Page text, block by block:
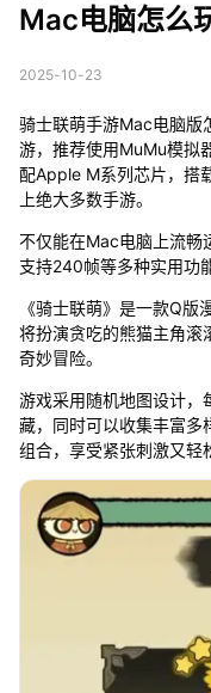
Mac电脑怎么
2025-10-23
骑士联萌手游Mac电脑版
游，推荐使用MuMu模拟
配Apple M系列芯片，搭
上绝大多数手游。
不仅能在Mac电脑上流畅
支持240帧等多种实用功能
《骑士联萌》是一款Q
将扮演贪吃的熊猫主角滚
奇妙冒险。
游戏采用随机地图设计，
藏，同时可以收集丰富多
组合，享受紧张刺激又轻